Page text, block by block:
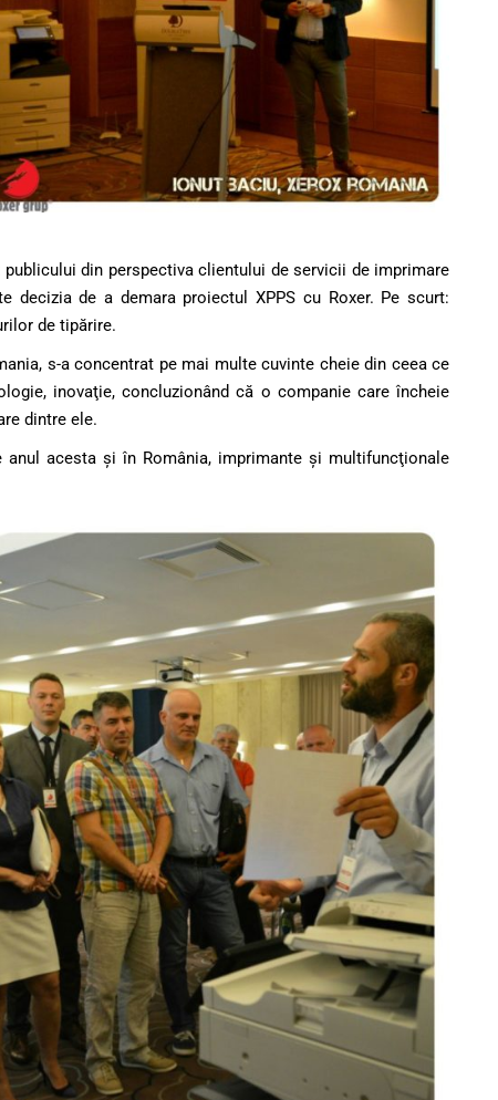
publicului din perspectiva clientului de servicii de imprimare
de a demara proiectul XPPS cu Roxer. Pe scurt:
de tipărire.
s-a concentrat pe mai multe cuvinte cheie din ceea ce
inovaţie, concluzionând că o companie care încheie
dintre ele.
anul acesta şi în România, imprimante şi multifuncţionale